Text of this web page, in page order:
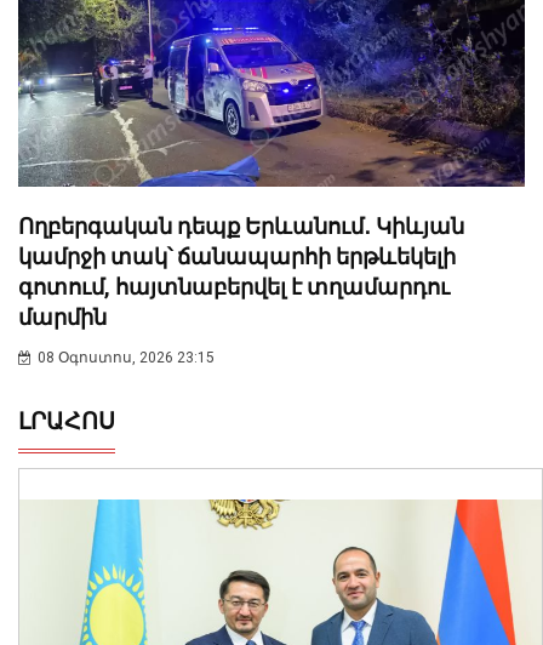
Ողբերգական դեպք Երևանում․ Կիևյան
կամրջի տակ՝ ճանապարհի երթևեկելի
գոտում, հայտնաբերվել է տղամարդու
մարմին
08 Օգոստոս, 2026 23:15
ԼՐԱՀՈՍ